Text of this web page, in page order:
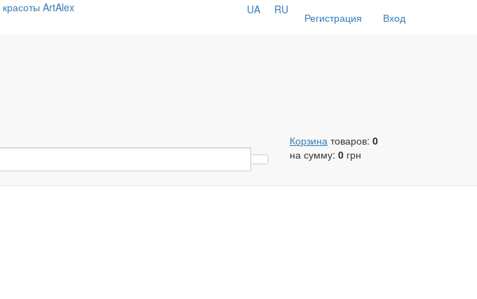
красоты ArtAlex
Регистрация Вход
UA RU
Корзина товаров: 0
на сумму: 0 грн